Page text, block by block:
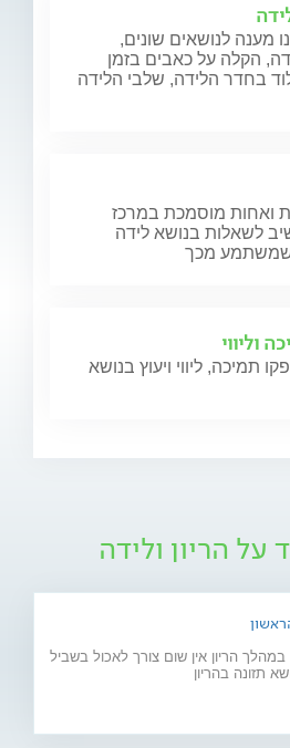
מענה לנושאים שונים,
הקלה על כאבים בזמן
בחדר הלידה, שלבי הלידה
ואחות מוסמכת במרכז
לשאלות בנושא לידה
שמשתמע מכך
וליווי
תמיכה, ליווי ויעוץ בנושא
על הריון ולידה
הריון אין שום צורך לאכול בשביל
תזונה בהריון